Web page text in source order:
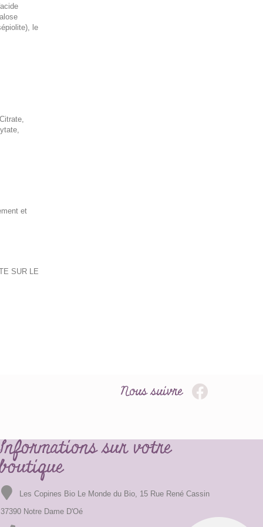
le
et
SUR LE
Nous suivre
sur votre
Les Copines Bio Le Monde du Bio, 15 Rue René Cassin
37390 Notre Dame D'Oé